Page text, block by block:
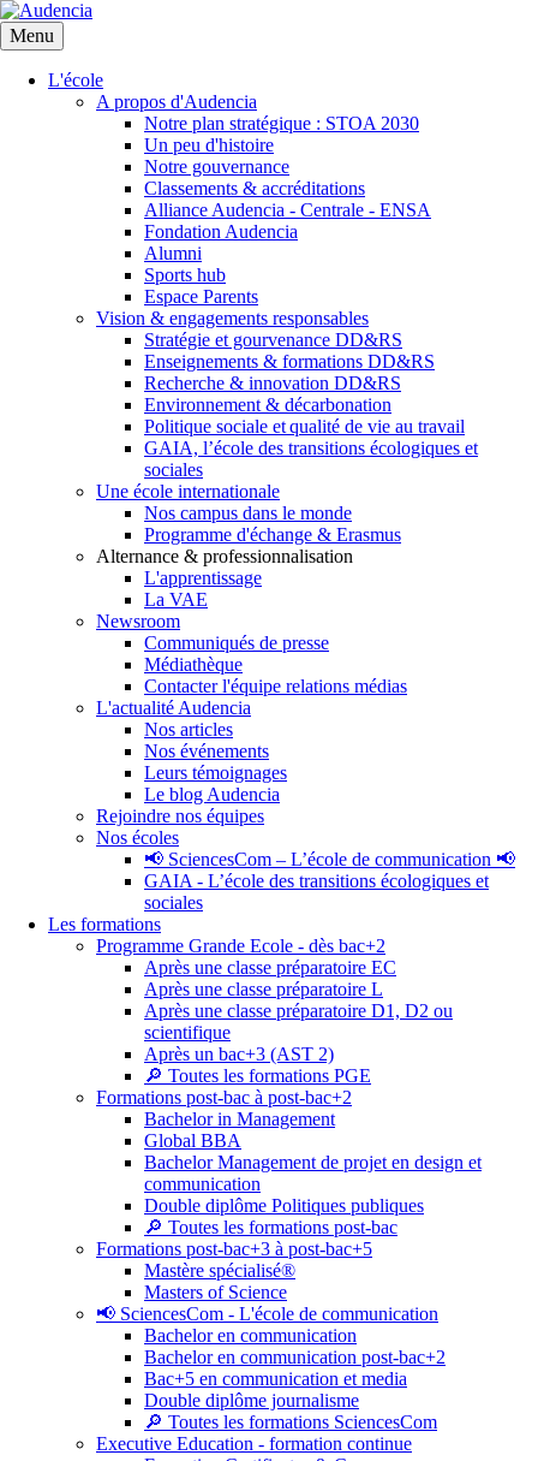
Aller
au
contenu
principal
Menu
L'école
A propos d'Audencia
Notre plan stratégique : STOA 2030
Un peu d'histoire
Notre gouvernance
Classements & accréditations
Alliance Audencia - Centrale - ENSA
Fondation Audencia
Alumni
Sports hub
Espace Parents
Vision & engagements responsables
Stratégie et gourvenance DD&RS
Enseignements & formations DD&RS
Recherche & innovation DD&RS
Environnement & décarbonation
Politique sociale et qualité de vie au travail
GAIA, l’école des transitions écologiques et
sociales
Une école internationale
Nos campus dans le monde
Programme d'échange & Erasmus
Alternance & professionnalisation
L'apprentissage
La VAE
Newsroom
Communiqués de presse
Médiathèque
Contacter l'équipe relations médias
L'actualité Audencia
Nos articles
Nos événements
Leurs témoignages
Le blog Audencia
Rejoindre nos équipes
Nos écoles
📢 SciencesCom – L’école de communication 📢
GAIA - L’école des transitions écologiques et
sociales
Les formations
Programme Grande Ecole - dès bac+2
Après une classe préparatoire EC
Après une classe préparatoire L
Après une classe préparatoire D1, D2 ou
scientifique
Après un bac+3 (AST 2)
🔎 Toutes les formations PGE
Formations post-bac à post-bac+2
Bachelor in Management
Global BBA
Bachelor Management de projet en design et
communication
Double diplôme Politiques publiques
🔎 Toutes les formations post-bac
Formations post-bac+3 à post-bac+5
Mastère spécialisé®
Masters of Science
📢 SciencesCom - L'école de communication
Bachelor en communication
Bachelor en communication post-bac+2
Bac+5 en communication et media
Double diplôme journalisme
🔎 Toutes les formations SciencesCom
Executive Education - formation continue